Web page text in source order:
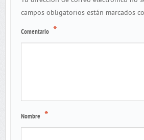
campos obligatorios están marcados
Comentario *
Nombre *